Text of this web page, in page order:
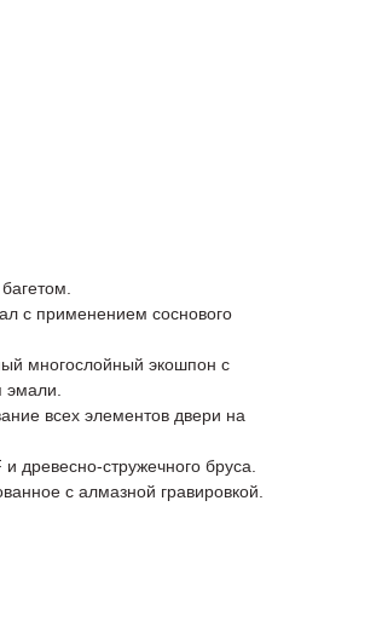
с применением соснового
многослойный экошпон с
эмали.
всех элементов двери на
древесно-стружечного бруса.
с алмазной гравировкой.